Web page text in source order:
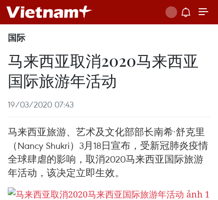
国际
马来西亚取消2020马来西亚
国际旅游年活动
19/03/2020 07:43
马来西亚旅游、艺术及文化部部长南希·舒克里
（Nancy Shukri）3月18日宣布，受新冠肺炎疫情
全球肆虐的影响，取消2020马来西亚国际旅游
年活动，该决定立即生效。